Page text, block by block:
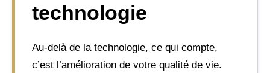
technologie
Au-delà de la technologie, ce qui compte,
c’est l’amélioration de votre qualité de vie.